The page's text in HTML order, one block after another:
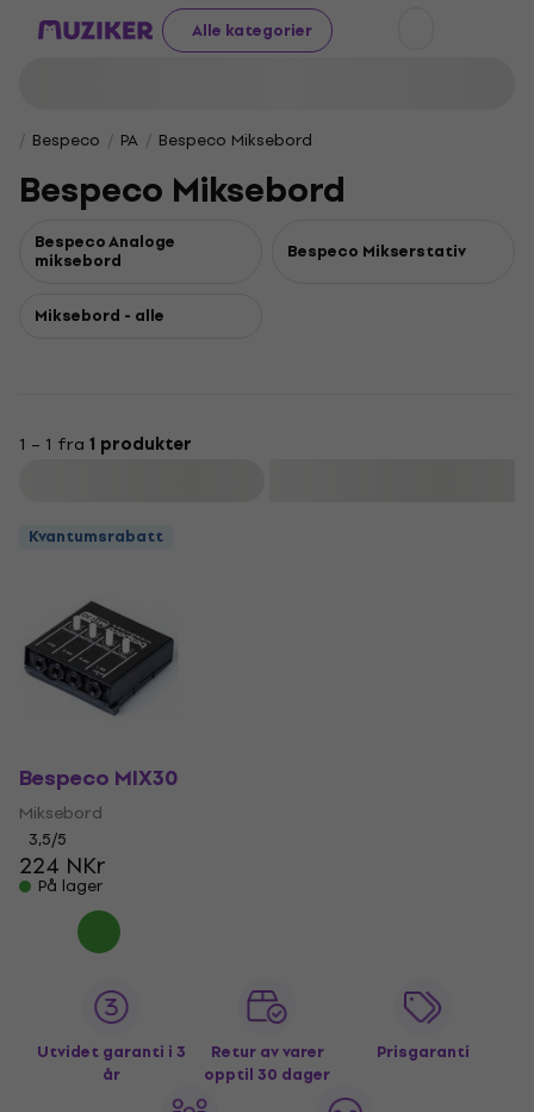
Alle kategorier
Bespeco PA Bespeco Miksebord
Bespeco Miksebord
Bespeco Analoge
miksebord Bespeco Mikserstativ
Miksebord - alle
1 – 1 fra 1 produkter
Kvantumsrabatt
Bespeco MIX30
Miksebord
3,5/5
224 NKr
På lager
Utvidet garanti i 3
år
Retur av varer
opptil 30 dager
Prisgaranti